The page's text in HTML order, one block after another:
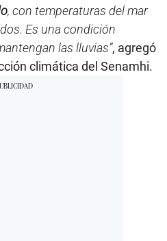
, con temperaturas del mar
Es una condición
las lluvias”, agregó
climática del Senamhi.